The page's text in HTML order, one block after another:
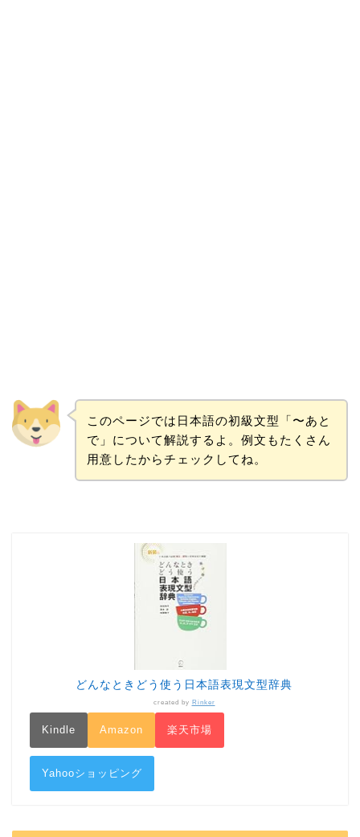
このページでは日本語の初級文型「〜あと
で」について解説するよ。例文もたくさん
用意したからチェックしてね。
どんなときどう使う日本語表現文型辞典
created by Rinker
Kindle Amazon 楽天市場
Yahooショッピング